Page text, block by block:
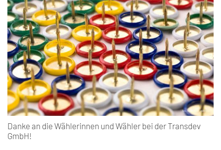
Danke an die Wählerinnen und Wähler bei der Transdev
GmbH!